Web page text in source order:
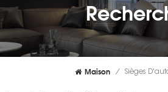
Maison / Sièges